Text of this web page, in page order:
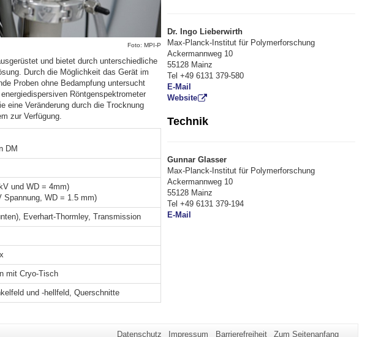
Foto: MPI-P
und bietet durch unterschiedliche
Durch die Möglichkeit das Gerät im
Proben ohne Bedampfung untersucht
Röntgenspektrometer
eine Veränderung durch die Trocknung
zur Verfügung.
DM
und WD = 4mm)
Spannung, WD = 1.5 mm)
Everhart-Thormley, Transmission
mit Cryo-Tisch
und -hellfeld, Querschnitte
Dr. Ingo Lieberwirth
Max-Planck-Institut für Polymerforschung
Ackermannweg 10
55128 Mainz
Tel +49 6131 379-580
E-Mail
Website
Technik
Gunnar Glasser
Max-Planck-Institut für Polymerforschung
Ackermannweg 10
55128 Mainz
Tel +49 6131 379-194
E-Mail
Datenschutz Impressum Barrierefreiheit Zum Seitenanfang